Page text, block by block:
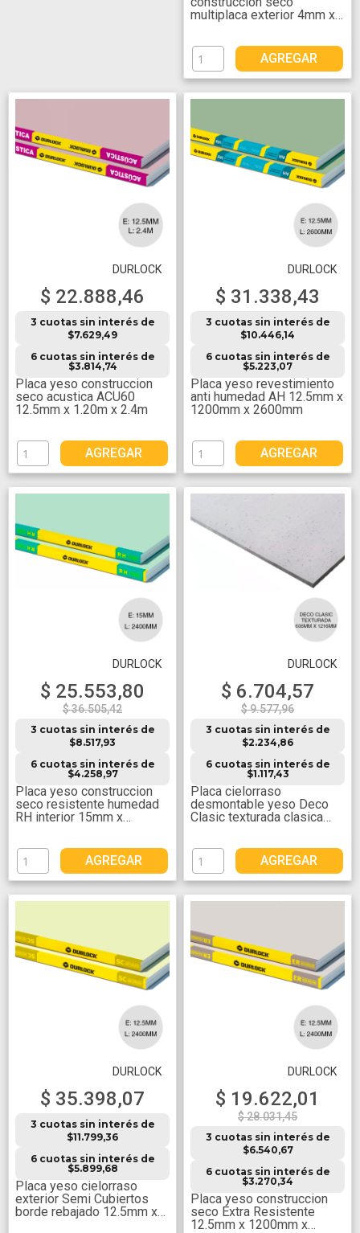
multiplaca exterior 4mm x
AGREGAR
DURLOCK
$ 22.888,46
3 cuotas sin interés de
$7.629,49
6 cuotas sin interés de
$3.814,74
Placa yeso construccion
seco acustica ACU60
12.5mm x 1.20m x 2.4m
AGREGAR
DURLOCK
$ 31.338,43
3 cuotas sin interés de
$10.446,14
6 cuotas sin interés de
$5.223,07
Placa yeso revestimiento
anti humedad AH 12.5mm x
1200mm x 2600mm
AGREGAR
DURLOCK
$ 25.553,80
$ 36.505,42
3 cuotas sin interés de
$8.517,93
6 cuotas sin interés de
$4.258,97
Placa yeso construccion
seco resistente humedad
RH interior 15mm x
AGREGAR
DURLOCK
$ 6.704,57
$ 9.577,96
3 cuotas sin interés de
$2.234,86
6 cuotas sin interés de
$1.117,43
Placa cielorraso
desmontable yeso Deco
Clasic texturada clasica
AGREGAR
DURLOCK
$ 35.398,07
3 cuotas sin interés de
$11.799,36
6 cuotas sin interés de
$5.899,68
Placa yeso cielorraso
exterior Semi Cubiertos
borde rebajado 12.5mm x
DURLOCK
$ 19.622,01
$ 28.031,45
3 cuotas sin interés de
$6.540,67
6 cuotas sin interés de
$3.270,34
Placa yeso construccion
seco Extra Resistente
12.5mm x 1200mm x